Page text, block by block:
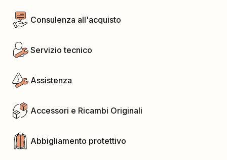
Consulenza all'acquisto
Servizio tecnico
Assistenza
Accessori e Ricambi Originali
Abbigliamento protettivo